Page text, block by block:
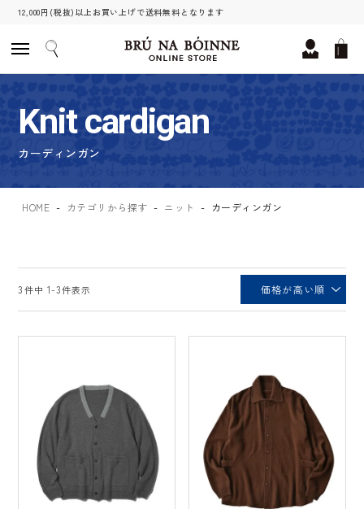
12,000円(税抜)以上お買い上げで送料無料となります
Knit cardigan
カーディンガン
HOME カテゴリから探す ニット カーディンガン
価格が高い順
3件中 1-3件表示